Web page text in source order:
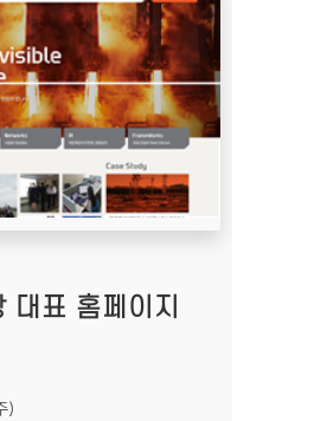
대표 홈페이지
)